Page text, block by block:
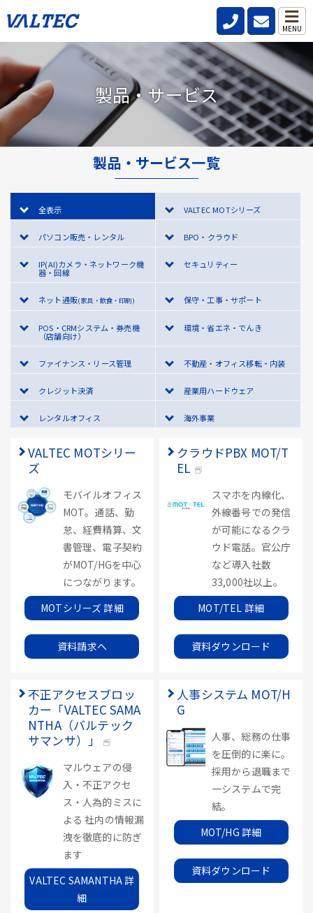
MENU
製品・サービス
製品・サービス一覧
全表示 VALTEC MOTシリーズ
パソコン販売・レンタル BPO・クラウド
IP(AI)カメラ・ネットワーク機
器・回線
セキュリティー
ネット通販(家具・飲食・印刷) 保守・工事・サポート
POS・CRMシステム・券売機
（店舗向け）
環境・省エネ・でんき
ファイナンス・リース管理 不動産・オフィス移転・内装
クレジット決済 産業用ハードウェア
レンタルオフィス 海外事業
VALTEC MOTシリー
ズ
モバイルオフィス
MOT。通話、勤
怠、経費精算、文
書管理、電子契約
がMOT/HGを中心
につながります。
MOTシリーズ 詳細
資料請求へ
クラウドPBX MOT/T
EL
スマホを内線化、
外線番号での発信
が可能になるクラ
ウド電話。官公庁
など導入社数
33,000社以上。
MOT/TEL 詳細
資料ダウンロード
不正アクセスブロッ
カー「VALTEC SAMA
NTHA（バルテック
サマンサ）」
マルウェアの侵
入・不正アクセ
ス・人為的ミスに
よる 社内の情報漏
洩を徹底的に防ぎ
ます
VALTEC SAMANTHA 詳
細
人事システム MOT/H
G
人事、総務の仕事
を圧倒的に楽に。
採用から退職まで
一システムで完
結。
MOT/HG 詳細
資料ダウンロード